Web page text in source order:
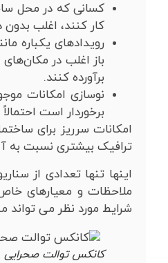
کسانی که در محل
کار کنند، اغلب
رویدادهای یکباره
باز اغلب در
برآورده کنند.
نوسازی امکانات
برخوردار است
امکانات سرریز برای
ترافیک بیشتری نسبت به
اینها تنها تعدادی از
ملاحظات و معیارهای
شرایط مورد نظر می
کانکس توالت صحرایی